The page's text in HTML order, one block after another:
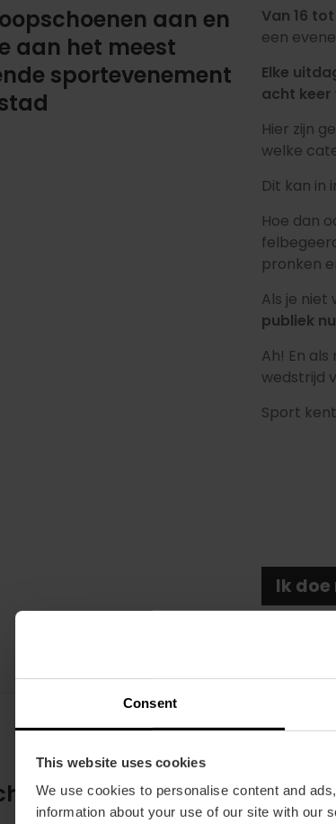
Consent
This website uses cookies
We use cookies to personalise content and
information about your use of our site with our
aan en
aan het meest
sportevenement
Van 16
een
Elke
acht
Hier zijn
welke
Dit kan in
Hoe dan
pronken
Als je niet
publiek
Ah! En
wedstrijd
Sport
Ik doe
informatie
16/10/